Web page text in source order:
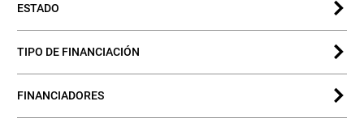
ESTADO
TIPO DE FINANCIACIÓN
FINANCIADORES